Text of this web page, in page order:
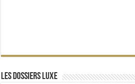
Les dossiers Luxe